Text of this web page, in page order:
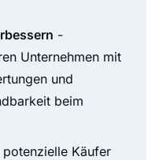
-
Unternehmen mit
und
beim
potenzielle Käufer